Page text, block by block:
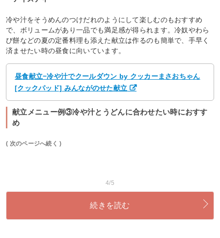
冷や汁をそうめんのつけだれのようにして楽しむのもおすすめ
で、ボリュームがあり一品でも満足感が得られます。冷奴やわら
び餅などの夏の定番料理も添えた献立は作るのも簡単で、手早く
済ませたい時の昼食に向いています。
昼食献立−冷や汁でクールダウン by クッカーまさおちゃん
[クックパッド] みんながのせた献立
献立メニュー例③冷や汁とうどんに合わせたい時におすす
め
( 次のページへ続く )
4/5
続きを読む